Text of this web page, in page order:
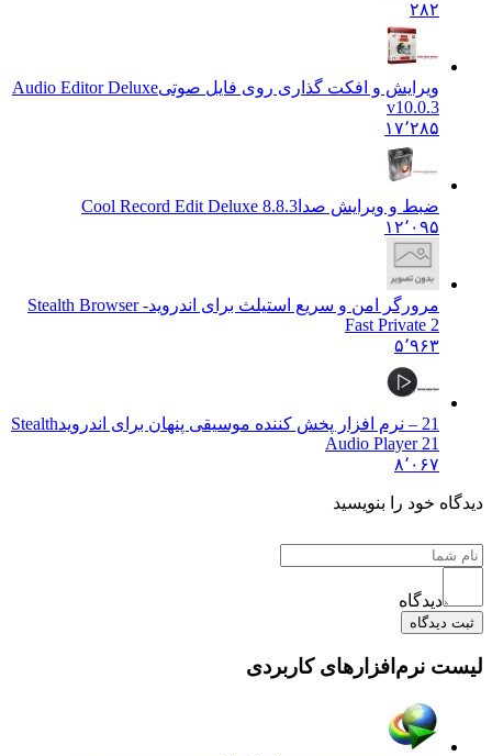
۲۸۲
ویرایش و افکت گذاری روی فایل صوتیAudio Editor Deluxe
v10.0.3
۱۷٬۲۸۵
ضبط و ویرایش صدا Cool Record Edit Deluxe 8.8.3
۱۲٬۰۹۵
مرورگر امن و سریع استیلث برای اندرویدStealth Browser -
Fast Private 2
۵٬۹۶۳
21 – نرم افزار پخش کننده موسیقی پنهان برای اندروید
Stealth
Audio Player 21
۸٬۰۶۷
دیدگاه خود را بنویسید
دیدگاه
ثبت دیدگاه
لیست نرم‌افزارهای کاربردی